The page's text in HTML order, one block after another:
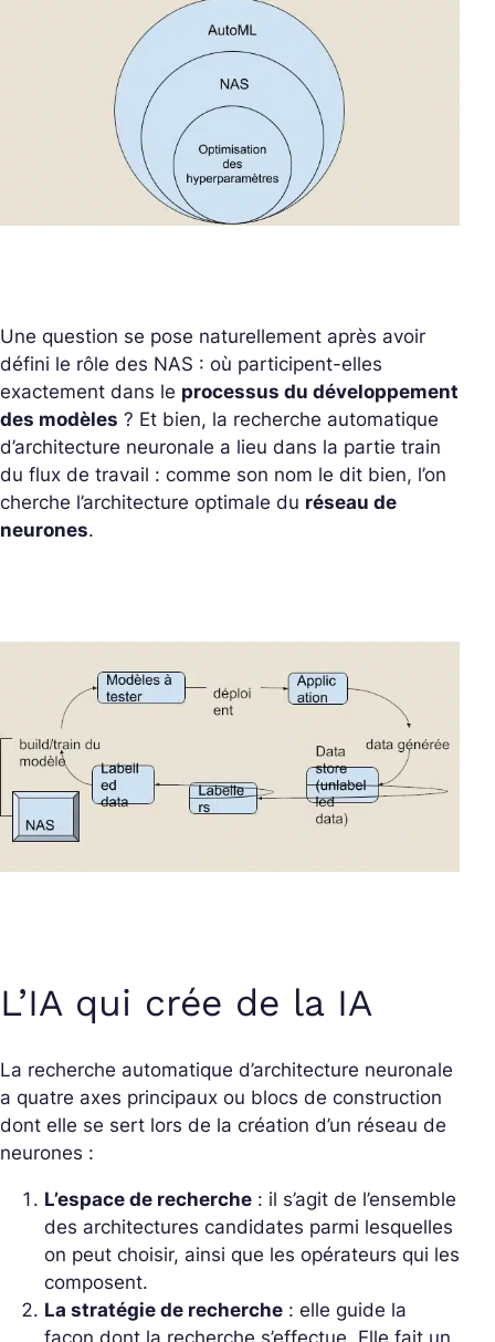
Une question se pose naturellement après avoir
défini le rôle des NAS : où participent-elles
exactement dans le processus du développement
des modèles ? Et bien, la recherche automatique
d’architecture neuronale a lieu dans la partie train
du flux de travail : comme son nom le dit bien, l’on
cherche l’architecture optimale du réseau de
neurones.
L’IA qui crée de la IA
La recherche automatique d’architecture neuronale
a quatre axes principaux ou blocs de construction
dont elle se sert lors de la création d’un réseau de
neurones :
L’espace de recherche : il s’agit de l’ensemble
des architectures candidates parmi lesquelles
on peut choisir, ainsi que les opérateurs qui les
composent.
La stratégie de recherche : elle guide la